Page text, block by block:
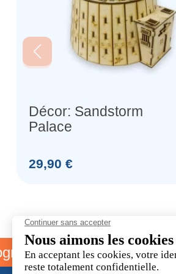
Décor: Sandstorm
Palace
Prix
29,90 €
parrainage